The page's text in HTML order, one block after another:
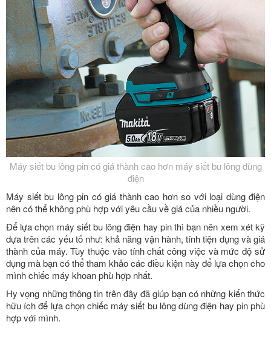
Máy siết bu lông pin có giá thành cao hơn máy siết bu lông dùng
điện
Máy siết bu lông pin có giá thành cao hơn so với loại dùng điện
nên có thể không phù hợp với yêu cầu về giá của nhiều người.
Để lựa chọn máy siết bu lông điện hay pin thì bạn nên xem xét kỹ
dựa trên các yếu tố như: khả năng vận hành, tính tiện dụng và giá
thành của máy. Tùy thuộc vào tính chất công việc và mức độ sử
dụng mà bạn có thể tham khảo các điều kiện này để lựa chọn cho
mình chiếc máy khoan phù hợp nhất.
Hy vọng những thông tin trên đây đã giúp bạn có những kiến thức
hữu ích để lựa chọn chiếc máy siết bu lông dùng điện hay pin phù
hợp với mình.